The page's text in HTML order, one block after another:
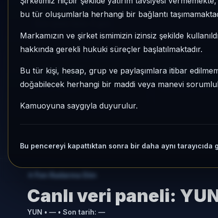
bu tür oluşumlarla herhangi bir bağlantı
Markamızın ve şirket ismimizin izinsiz şekilde
hakkında gerekli hukuki süreçler başlatılmaktadır.
Bu tür kişi, hesap, grup ve paylaşımlara itibar
doğabilecek herhangi bir maddi veya manevi
Kamuoyuna saygıyla duyurulur.
Bu pencereyi kapattıktan sonra bir daha aynı tarayıcıda
YUN Serbest Risk:Düşük Son fiyat:
+%2,40
3 Ay:+%7,05
428/931
Momentum bazlı
Fon Radarına Dön
Canlı veri paneli:
YUN • — • Son tarih: —